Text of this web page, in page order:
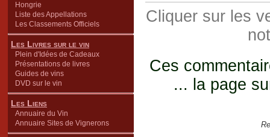
Hongrie
Liste des Appellations
Les Classements Officiels
Les Livres sur le vin
Plein d'Idées de Cadeaux
Présentations de livres
Guides de vins
DVD sur le vin
Les Liens
Annuaire du Vin
Annuaire Sites de Vignerons
Cliquer sur les
Ces
... la page